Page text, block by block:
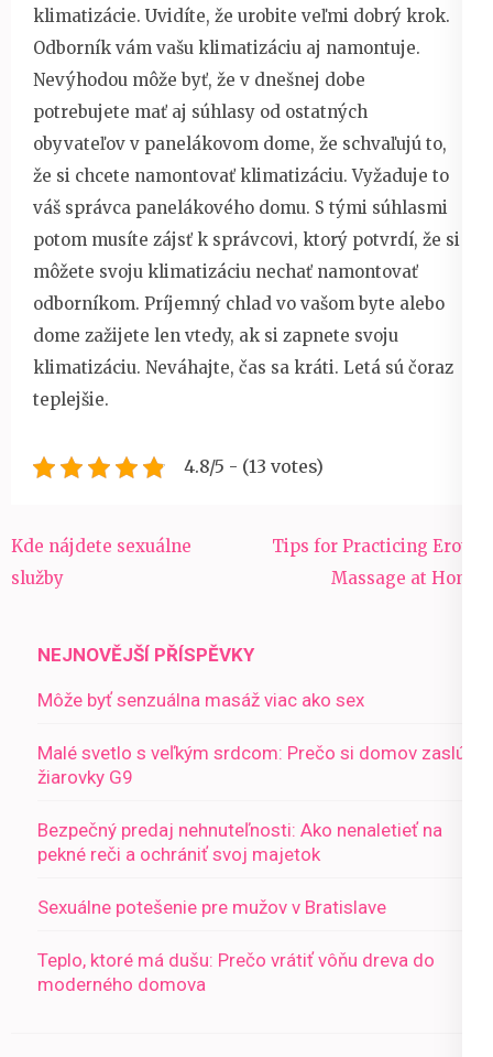
klimatizácie. Uvidíte, že urobite veľmi dobrý krok.
Odborník vám vašu klimatizáciu aj namontuje.
Nevýhodou môže byť, že v dnešnej dobe
potrebujete mať aj súhlasy od ostatných
obyvateľov v panelákovom dome, že schvaľujú to,
že si chcete namontovať klimatizáciu. Vyžaduje to
váš správca panelákového domu. S tými súhlasmi
potom musíte zájsť k správcovi, ktorý potvrdí, že si
môžete svoju klimatizáciu nechať namontovať
odborníkom. Príjemný chlad vo vašom byte alebo
dome zažijete len vtedy, ak si zapnete svoju
klimatizáciu. Neváhajte, čas sa kráti. Letá sú čoraz
teplejšie.
4.8/5 - (13 votes)
Navigace
pro
Kde nájdete sexuálne
služby
Tips for Practicing Erotic
Massage at Home
NEJNOVĚJŠÍ PŘÍSPĚVKY
Môže byť senzuálna masáž viac ako sex
Malé svetlo s veľkým srdcom: Prečo si domov zaslúži
žiarovky G9
Bezpečný predaj nehnuteľnosti: Ako nenaletieť na
pekné reči a ochrániť svoj majetok
Sexuálne potešenie pre mužov v Bratislave
Teplo, ktoré má dušu: Prečo vrátiť vôňu dreva do
moderného domova